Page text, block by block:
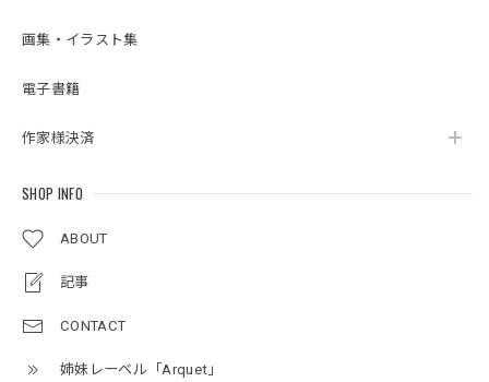
画集・イラスト集
電子書籍
作家様決済
SHOP INFO
ABOUT
記事
CONTACT
姉妹レーベル「Arquet」